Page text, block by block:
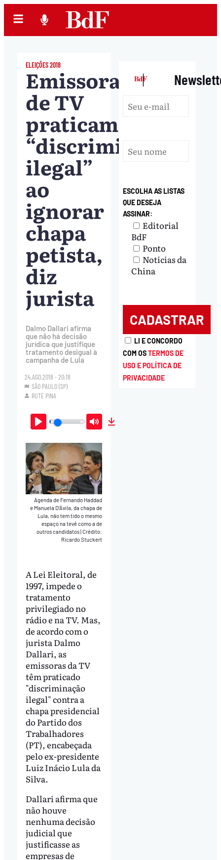
ELEIÇÕES 2018
Emissoras
de TV
praticam
“discriminação
ilegal”
ao
ignorar
chapa
petista,
diz
jurista
Dalmo Dallari afirma
que não há decisão
jurídica que justifique
tratamento desigual à
campanha de Lula
24.AGO.2018 - 20:18
SÃO PAULO (SP)
RUTE PINA
Play Mute
Agenda de Fernando Haddad
e Manuela D’Ávila, da chapa de
Lula, não tem tido o mesmo
espaço na tevê como a de
outros candidatos|Crédito:
Ricardo Stuckert
A Lei Eleitoral, de
1997, impede o
tratamento
privilegiado no
rádio e na TV. Mas,
de acordo com o
jurista Dalmo
Dallari, as
emissoras da TV
têm praticado
"discriminação
ilegal" contra a
chapa presidencial
do Partido dos
Trabalhadores
(PT), encabeçada
pelo ex-presidente
Luiz Inácio Lula da
Silva.
Dallari afirma que
não houve
nenhuma decisão
judicial que
justificasse as
empresas de
|
ESCOLHA AS LISTAS
QUE DESEJA
ASSINAR:
Editorial
BdF
Ponto
Notícias da
China
LI E CONCORDO
COM OSTERMOS DE
USO E POLÍTICA DE
PRIVACIDADE